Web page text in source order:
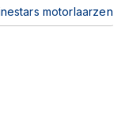
motorlaarzen